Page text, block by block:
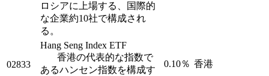
ロシアに上場する、国際的
な企業約10社で構成され
る。
02833
Hang Seng Index ETF
香港の代表的な指数で
あるハンセン指数を構成す
0.10％ 香港